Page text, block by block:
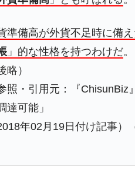
。許してはおかぬ
』 韓国ボンクラ政策室長･
』 韓国半導体『SKハイニッ
』
』
【速報】韓国株式市場の
』 IT産業は人を雇用する効
準備高が外貨不足時に備え
」的な性格を持つわけだ。
略）
照・引用元：『ChisunBiz
達可能」
2018年02月19日付け記事）